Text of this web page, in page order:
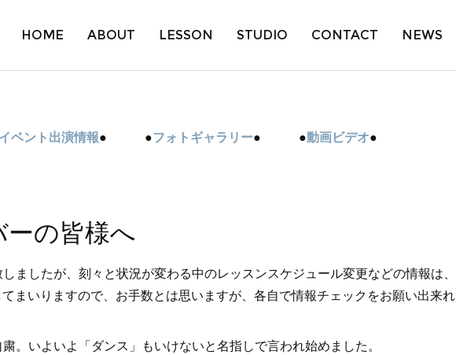
HOME ABOUT LESSON STUDIO CONTACT NEWS
イベント出演情報● ●フォトギャラリー● ●動画ビデオ●
の皆様へ
ましたが、刻々と状況が変わる中のレッスンスケジュール変更などの情報は、
まいりますので、お手数とは思いますが、各自で情報チェックをお願い出来れ
。いよいよ「ダンス」もいけないと名指しで言われ始めました。